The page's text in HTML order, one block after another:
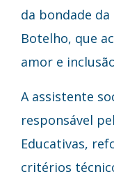
da bondade
Botelho, que
amor e
A assistente
responsável
Educativas,
critérios